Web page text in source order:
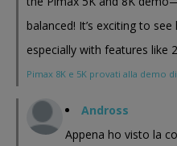
balanced! It’s exciting to
especially with features like
Pimax 8K e 5K provati alla demo
Andross
Appena ho visto la